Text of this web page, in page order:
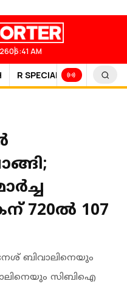
06:41 AM
R SPECIAL SPORTS
720ൽ 107
ബിവാലിനെയും
സിബിഐ